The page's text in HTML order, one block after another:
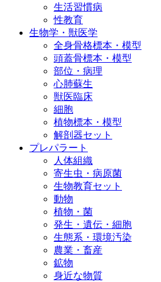
生活習慣病
性教育
生物学・獣医学
全身骨格標本・模型
頭蓋骨標本・模型
部位・病理
心肺蘇生
獣医臨床
細胞
植物標本・模型
解剖器セット
プレパラート
人体組織
寄生虫・病原菌
生物教育セット
動物
植物・菌
発生・遺伝・細胞
生態系・環境汚染
農業・畜産
鉱物
身近な物質